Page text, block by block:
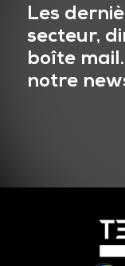
Les
secteur,
boîte
notre